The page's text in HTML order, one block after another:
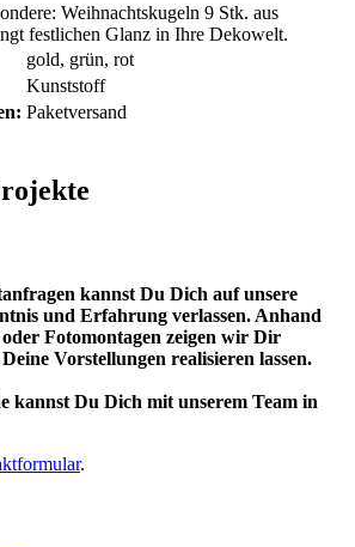
Weihnachtskugeln 9 Stk. aus
festlichen Glanz in Ihre Dekowelt.
gold, grün, rot
Kunststoff
Paketversand
kannst Du Dich auf unsere
und Erfahrung verlassen. Anhand
Fotomontagen zeigen wir Dir
Vorstellungen realisieren lassen.
kannst Du Dich mit unserem Team in
.